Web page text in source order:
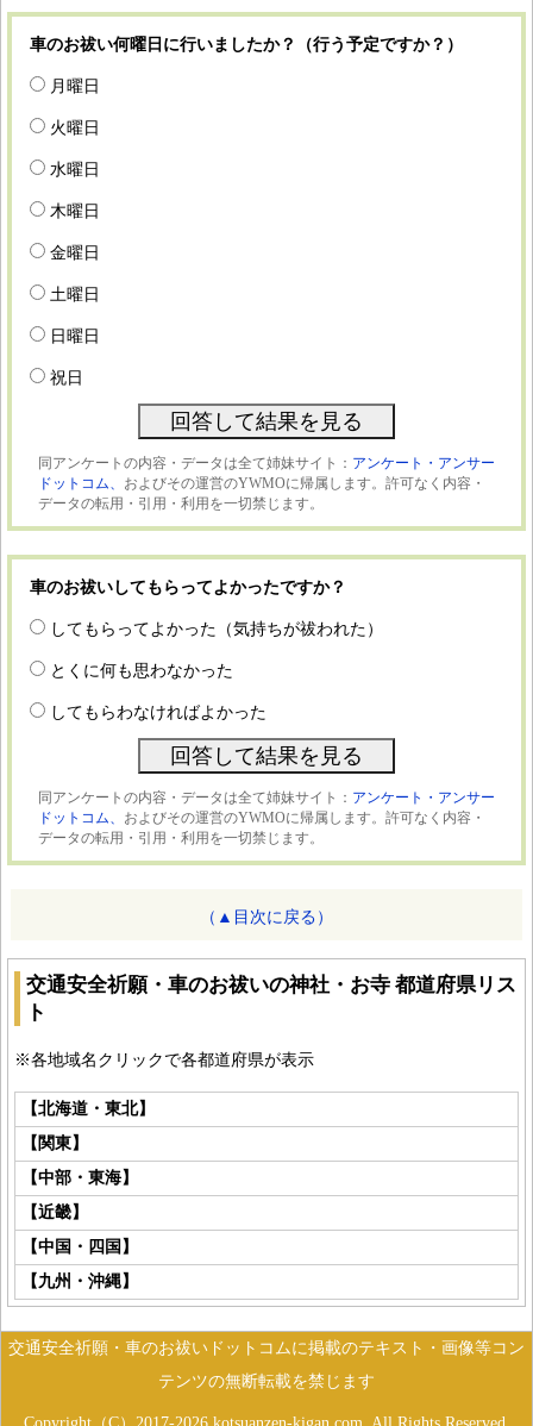
車のお祓い何曜日に行いましたか？（行う予定ですか？）
月曜日
火曜日
水曜日
木曜日
金曜日
土曜日
日曜日
祝日
同アンケートの内容・データは全て姉妹サイト： アンケート・アンサー
ドットコム、 およびその運営のYWMOに帰属します。許可なく内容・
データの転用・引用・利用を一切禁じます。
車のお祓いしてもらってよかったですか？
してもらってよかった（気持ちが祓われた）
とくに何も思わなかった
してもらわなければよかった
同アンケートの内容・データは全て姉妹サイト： アンケート・アンサー
ドットコム、 およびその運営のYWMOに帰属します。許可なく内容・
データの転用・引用・利用を一切禁じます。
（▲目次に戻る）
交通安全祈願・車のお祓いの神社・お寺 都道府県リス
ト
※各地域名クリックで各都道府県が表示
【北海道・東北】
【関東】
【中部・東海】
【近畿】
【中国・四国】
【九州・沖縄】
交通安全祈願・車のお祓いドットコムに掲載のテキスト・画像等コン
テンツの無断転載を禁じます